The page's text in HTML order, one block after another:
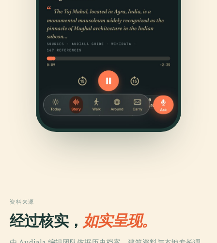
资料来源
经过核实， 如实呈现。